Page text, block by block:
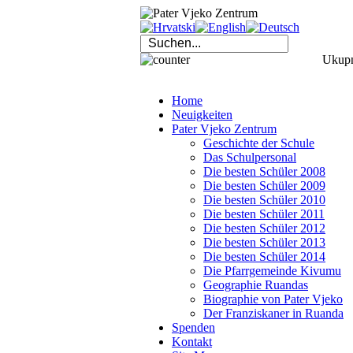
Home
Neuigkeiten
Pater Vjeko Zentrum
Geschichte der Schule
Das Schulpersonal
Die besten Schüler 2008
Die besten Schüler 2009
Die besten Schüler 2010
Die besten Schüler 2011
Die besten Schüler 2012
Die besten Schüler 2013
Die besten Schüler 2014
Die Pfarrgemeinde Kivumu
Geographie Ruandas
Biographie von Pater Vjeko
Der Franziskaner in Ruanda
Spenden
Kontakt